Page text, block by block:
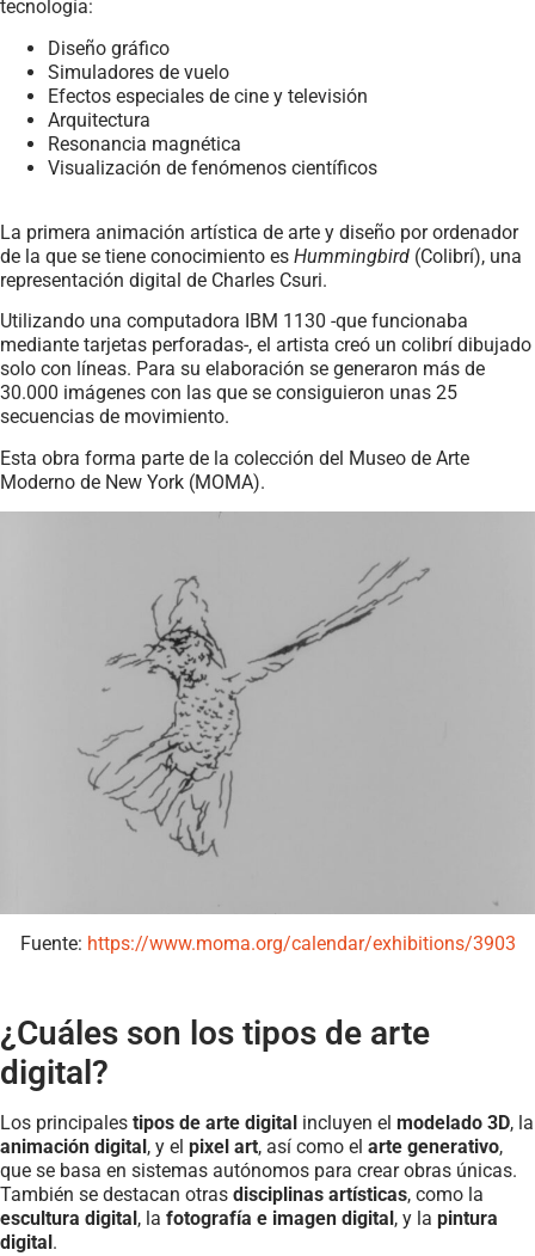
tecnología:
Diseño gráfico
Simuladores de vuelo
Efectos especiales de cine y televisión
Arquitectura
Resonancia magnética
Visualización de fenómenos científicos
La primera animación artística de arte y diseño por ordenador
de la que se tiene conocimiento es Hummingbird (Colibrí), una
representación digital de Charles Csuri.
Utilizando una computadora IBM 1130 -que funcionaba
mediante tarjetas perforadas-, el artista creó un colibrí dibujado
solo con líneas. Para su elaboración se generaron más de
30.000 imágenes con las que se consiguieron unas 25
secuencias de movimiento.
Esta obra forma parte de la colección del Museo de Arte
Moderno de New York (MOMA).
Fuente: https://www.moma.org/calendar/exhibitions/3903
¿Cuáles son los tipos de arte
digital?
Los principales tipos de arte digital incluyen el modelado 3D, la
animación digital , y el pixel art, así como el arte generativo,
que se basa en sistemas autónomos para crear obras únicas.
También se destacan otras disciplinas artísticas, como la
escultura digital , la fotografía e imagen digital , y la pintura
digital .